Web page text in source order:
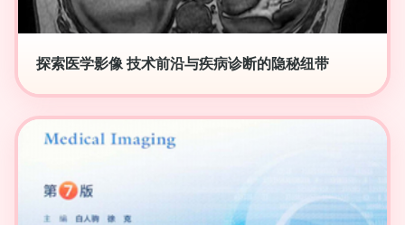
探索医学影像 技术前沿与疾病诊断的隐秘纽带